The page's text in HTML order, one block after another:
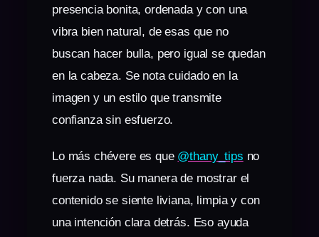
presencia bonita, ordenada y con una
vibra bien natural, de esas que no
buscan hacer bulla, pero igual se quedan
en la cabeza. Se nota cuidado en la
imagen y un estilo que transmite
confianza sin esfuerzo.
Lo más chévere es que @thany_tips no
fuerza nada. Su manera de mostrar el
contenido se siente liviana, limpia y con
una intención clara detrás. Eso ayuda